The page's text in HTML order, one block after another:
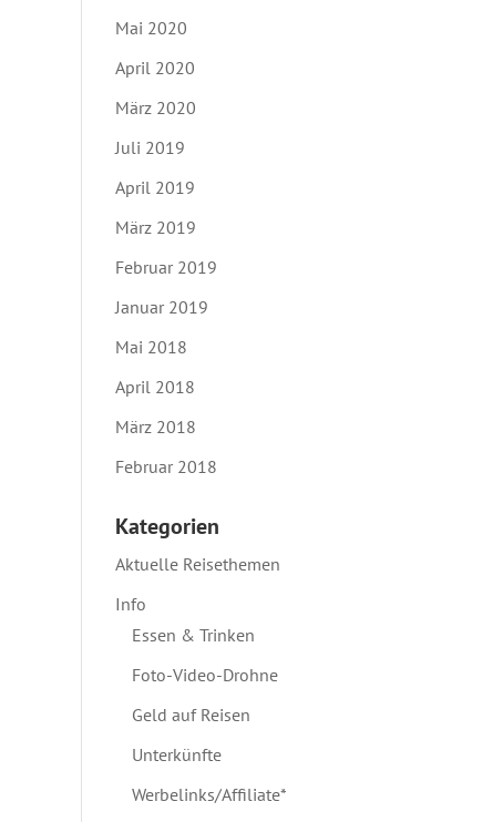
Mai 2020
April 2020
März 2020
Juli 2019
April 2019
März 2019
Februar 2019
Januar 2019
Mai 2018
April 2018
März 2018
Februar 2018
Kategorien
Aktuelle Reisethemen
Info
Essen & Trinken
Foto-Video-Drohne
Geld auf Reisen
Unterkünfte
Werbelinks/Affiliate*